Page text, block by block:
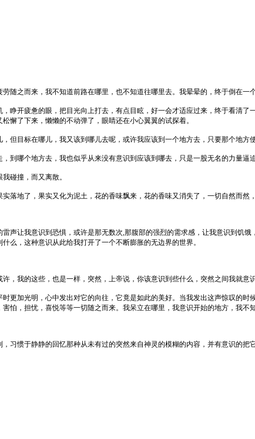
之而来，我不知道前路在哪里，也不知道往哪里去。我晕晕的，终于倒在一
睁开疲惫的眼，把目光向上打去，有点目眩，好一会才适应过来，终于看清了
懈了下来，懒懒的不动弹了，眼睛还在小心翼翼的试探着。
目标在哪儿，我又该到哪儿去呢，或许我应该到一个地方去，只要那个地方
哪个地方去，我也似乎从来没有意识到应该到哪去，只是一股无名的力量逼
碰撞，而又离散。
地了，果实又化为泥土，花的香味飘来，花的香味又消失了，一切自然而然，
让我意识到恐惧，或许是那无数次,那腹部的强烈的需求感，让我意识到饥
么，这种意识从此给我打开了一个不断膨胀的无边界的世界。
我的这些，也是一样，突然，上帝说，你该意识到些什么，突然之间我就意识
更加光明，心中发出对它的向往，它竟是如此的美好。当我发出这声惊叹的时
，担忧，喜悦等等一切随之而来。我呆立在哪里，我意识开始的地方，我不
惯于静静的回忆那种从未有过的突然来自神灵的模糊的内容，并有意识的把